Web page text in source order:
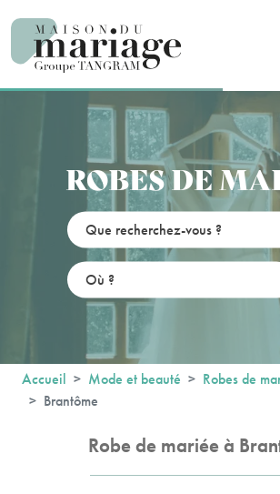
ROBES DE
Accueil Mode et beauté Robes de
Brantôme
Robe de mariée à